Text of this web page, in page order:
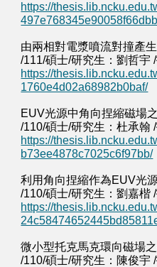
https://
由兩相對電漿噴流對撞產
/111/碩士/研究生：劉哲宇
https://
1760e4d02a68982b0baf/
EUV光源中角向捏縮磁場
/110/碩士/研究生：杜承翰
https://
b73ee4878c7025c6f97bb/
利用角向捏縮作為EUV光
/110/碩士/研究生：劉嘉楷
https://
微小型托克馬克環向磁場
/110/碩士/研究生：陳俊宇